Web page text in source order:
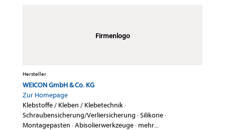
Firmenlogo
Hersteller
WEICON GmbH & Co. KG
Zur Homepage
Klebstoffe / Kleben / Klebetechnik·
Schraubensicherung/Verliersicherung ·Silikone·
Montagepasten ·Abisolierwerkzeuge· mehr...